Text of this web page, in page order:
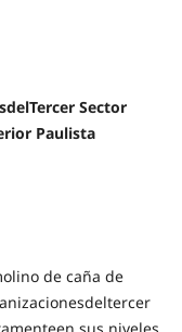
Sector
Paulista
de caña de